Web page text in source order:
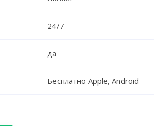
24/7
да
Бесплатно Apple, Android